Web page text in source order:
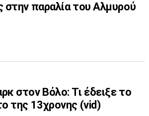
στην παραλία του Αλμυρού
στον Βόλο: Τι έδειξε το
της 13χρονης (vid)